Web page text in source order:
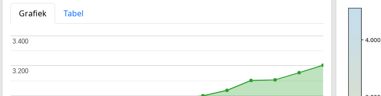
Grafiek
Tabel
3.200
3.200
3.400
3.400